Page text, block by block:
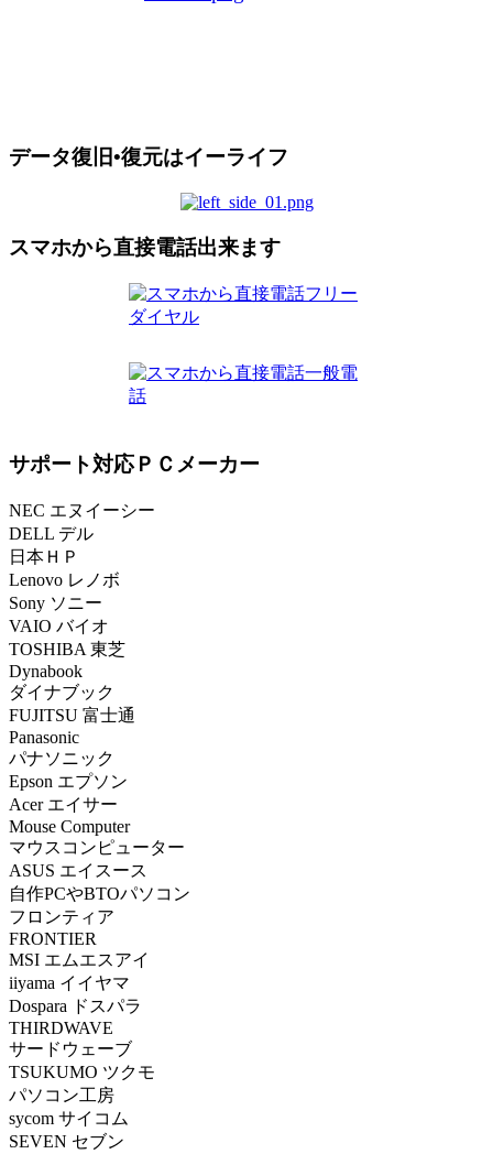
データ復旧•復元はイーライフ
スマホから直接電話出来ます
サポート対応ＰＣメーカー
NEC エヌイーシー
DELL デル
日本ＨＰ
Lenovo レノボ
Sony ソニー
VAIO バイオ
TOSHIBA 東芝
Dynabook
ダイナブック
FUJITSU 富士通
Panasonic
パナソニック
Epson エプソン
Acer エイサー
Mouse Computer
マウスコンピューター
ASUS エイスース
自作PCやBTOパソコン
フロンティア
FRONTIER
MSI エムエスアイ
iiyama イイヤマ
Dospara ドスパラ
THIRDWAVE
サードウェーブ
TSUKUMO ツクモ
パソコン工房
sycom サイコム
SEVEN セブン